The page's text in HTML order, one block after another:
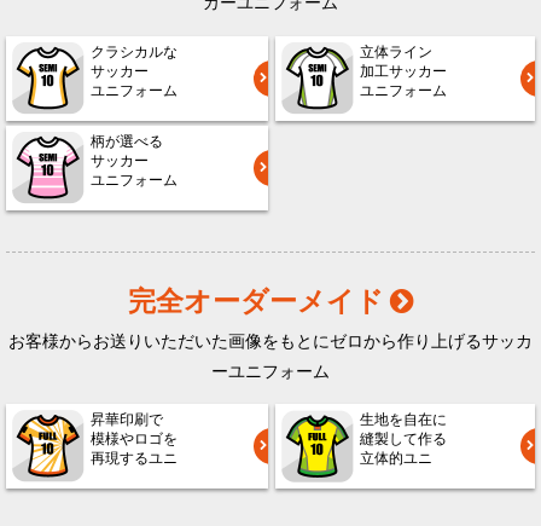
クラシカルな
サッカー
ユニフォーム
立体ライン
加工サッカー
ユニフォーム
柄が選べる
サッカー
ユニフォーム
完全オーダーメイド
お客様からお送りいただいた画像をもとにゼロから作り上げるサッカ
ーユニフォーム
昇華印刷で
模様やロゴを
再現するユニ
生地を自在に
縫製して作る
立体的ユニ